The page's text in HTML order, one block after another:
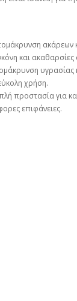
και
υγρασίας
χρήση.
προστασία για
επιφάνειες.